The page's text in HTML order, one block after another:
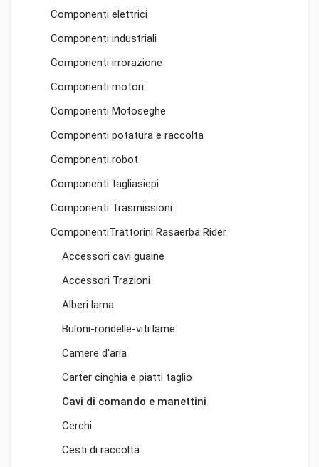
Componenti elettrici
Componenti industriali
Componenti irrorazione
Componenti motori
Componenti Motoseghe
Componenti potatura e raccolta
Componenti robot
Componenti tagliasiepi
Componenti Trasmissioni
ComponentiTrattorini Rasaerba Rider
Accessori cavi guaine
Accessori Trazioni
Alberi lama
Buloni-rondelle-viti lame
Camere d'aria
Carter cinghia e piatti taglio
Cavi di comando e manettini
Cerchi
Cesti di raccolta